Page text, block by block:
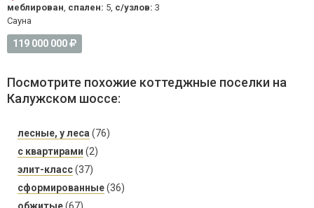
меблирован спален: 5, с/узлов: 3
Cауна
119 000 000
Посмотрите похожие коттеджные поселки на
Калужском шоссе:
лесные, у леса (76)
с квартирами (2)
элит-класс(37)
сформированные(36)
обжитые(67)